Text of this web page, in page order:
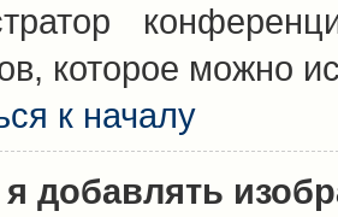
которое можно
к началу
добавлять